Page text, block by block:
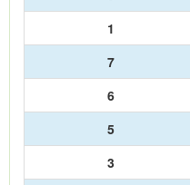
1
7
6
5
3